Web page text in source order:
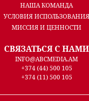
НАША КОМАНДА
УСЛОВИЯ ИСПОЛЬЗОВАНИЯ
МИССИЯ И ЦЕННОСТИ
СВЯЗАТЬСЯ С НАМИ
INFO@ABCMEDIA.AM
+374 (44) 500 105
+374 (11) 500 105